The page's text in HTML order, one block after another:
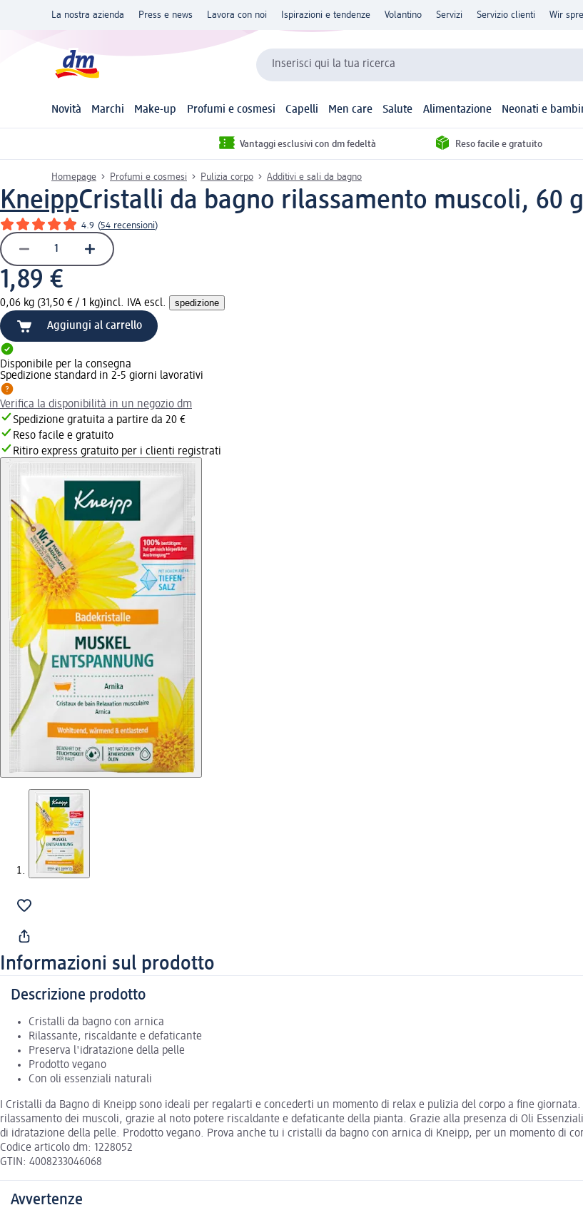
La nostra azienda Press e news Lavora con noi Ispirazioni e tendenze Volantino Servizi Servizio clienti Wir
Inserisci qui la tua ricerca
Novità Marchi Make-up Profumi e cosmesi Capelli Men care Salute Alimentazione Neonati e
Vantaggi esclusivi con dm fedeltà Reso facile e gratuito
Homepage Profumi e cosmesi Pulizia corpo Additivi e sali da bagno
KneippCristalli da bagno rilassamento muscoli, 60 g
4.9 (54 recensioni)
1,89 €
0,06 kg (31,50 € / 1 kg)incl. IVA escl. spedizione
Aggiungi al carrello
Disponibile per la consegna
Spedizione standard in 2-5 giorni lavorativi
Verifica la disponibilità in un negozio dm
Spedizione gratuita a partire da 20 €
Reso facile e gratuito
Ritiro express gratuito per i clienti registrati
Informazioni sul prodotto
Descrizione prodotto
Cristalli da bagno con arnica
Rilassante, riscaldante e defaticante
Preserva l'idratazione della pelle
Prodotto vegano
Con oli essenziali naturali
I Cristalli da Bagno di Kneipp sono ideali per regalarti e concederti un momento di relax e pulizia del corpo a fine
rilassamento dei muscoli, grazie al noto potere riscaldante e defaticante della pianta. Grazie alla presenza di Oli
di idratazione della pelle. Prodotto vegano. Prova anche tu i cristalli da bagno con arnica di Kneipp, per un momento di
Codice articolo dm: 1228052
GTIN: 4008233046068
Avvertenze